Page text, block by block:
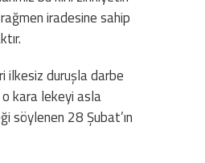
iradesine sahip
ilkesiz duruşla darbe
o kara lekeyi asla
söylenen 28 Şubat’ın